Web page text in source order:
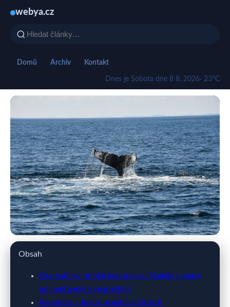
webya.cz
Domů Archiv Kontakt
Dnes je Sobota dne 8 8. 2026· 23°C
webya.cz
Naděje a obavy: Keporkak opět
zachráněn, stav kritický
Obsah
Dramatický příběh keporkaka: Naděje i obavy
po opětovném vyproštění
Keporkak – kolos oceánů v číslech